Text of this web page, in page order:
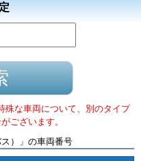
殊な車両について、別のタイプ
ございます。
） 」 の車両番号